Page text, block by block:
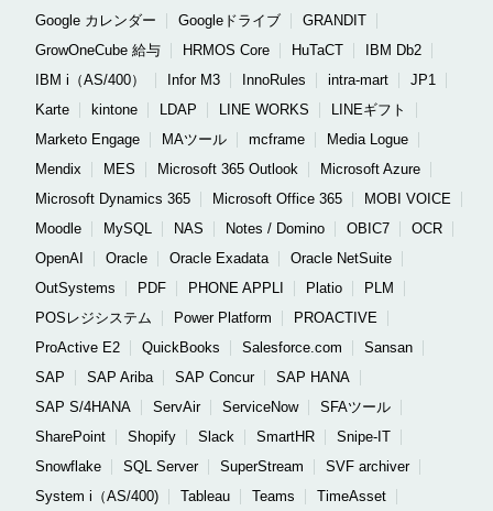
Google カレンダー
Googleドライブ
GRANDIT
GrowOneCube 給与
HRMOS Core HuTaCT
IBM Db2
IBM i（AS/400）
Infor M3 InnoRules intra-mart
JP1
Karte
kintone LDAP LINE WORKS
LINEギフト
Marketo Engage
MAツール mcframe
Media Logue
Mendix
MES Microsoft 365 Outlook
Microsoft Azure
Microsoft Dynamics 365
Microsoft Office 365
MOBI VOICE
Moodle
MySQL NAS Notes / Domino OBIC7
OCR
OpenAI
Oracle Oracle Exadata
Oracle NetSuite
OutSystems
PDF PHONE APPLI Platio
PLM
POSレジシステム
Power Platform
PROACTIVE
ProActive E2
QuickBooks Salesforce.com
Sansan
SAP
SAP Ariba SAP Concur
SAP HANA
SAP S/4HANA
ServAir ServiceNow
SFAツール
SharePoint
Shopify Slack SmartHR
Snipe-IT
Snowflake
SQL Server SuperStream
SVF archiver
System i（AS/400)
Tableau Teams
TimeAsset